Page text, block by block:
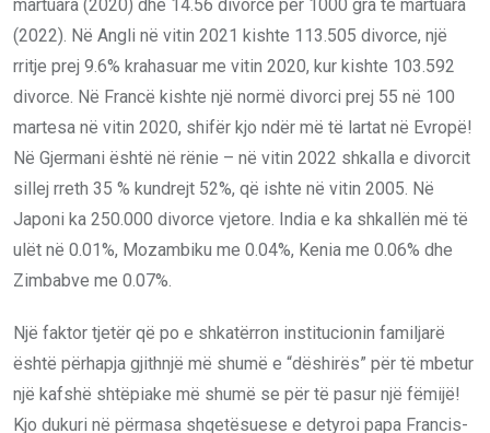
martuara (2020) dhe 14.56 divorce për 1000 gra të martuara
(2022). Në Angli në vitin 2021 kishte 113.505 divorce, një
rritje prej 9.6% krahasuar me vitin 2020, kur kishte 103.592
divorce. Në Francë kishte një normë divorci prej 55 në 100
martesa në vitin 2020, shifër kjo ndër më të lartat në Evropë!
Në Gjermani është në rënie – në vitin 2022 shkalla e divorcit
sillej rreth 35 % kundrejt 52%, që ishte në vitin 2005. Në
Japoni ka 250.000 divorce vjetore. India e ka shkallën më të
ulët në 0.01%, Mozambiku me 0.04%, Kenia me 0.06% dhe
Zimbabve me 0.07%.
Një faktor tjetër që po e shkatërron institucionin familjarë
është përhapja gjithnjë më shumë e “dëshirës” për të mbetur
një kafshë shtëpiake më shumë se për të pasur një fëmijë!
Kjo dukuri në përmasa shqetësuese e detyroi papa Francis-